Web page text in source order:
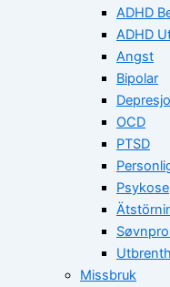
ADHD
ADHD
Angst
Bipolar
OCD
PTSD
Psykose
Missbruk